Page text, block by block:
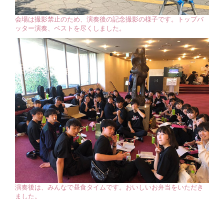
会場は撮影禁止のため、演奏後の記念撮影の様子です。トップバ
ッター演奏、ベストを尽くしました。
演奏後は、みんなで昼食タイムです。おいしいお弁当をいただき
ました。